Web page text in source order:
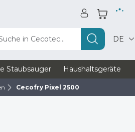
in Cecotec... DE
Staubsauger Haushaltsgeräte
Cecofry Pixel 2500